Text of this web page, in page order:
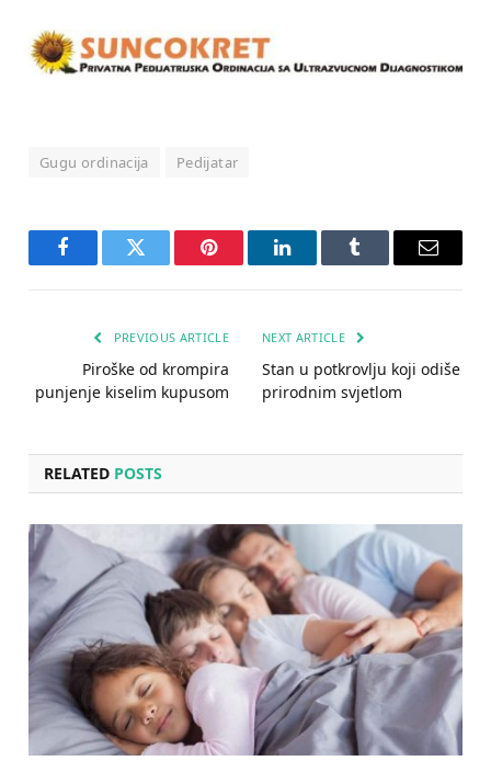
Gugu ordinacija Pedijatar
FacebookTwitter Pinterest LinkedInTumblr Email
PREVIOUS ARTICLE
Piroške od krompira
punjenje kiselim kupusom
NEXT ARTICLE
Stan u potkrovlju koji odiše
prirodnim svjetlom
RELATED POSTS